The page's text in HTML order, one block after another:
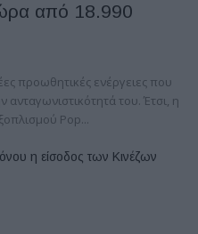
από 18.990
προωθητικές ενέργειες που
του. Έτσι, η
Pop...
η είσοδος των Κινέζων